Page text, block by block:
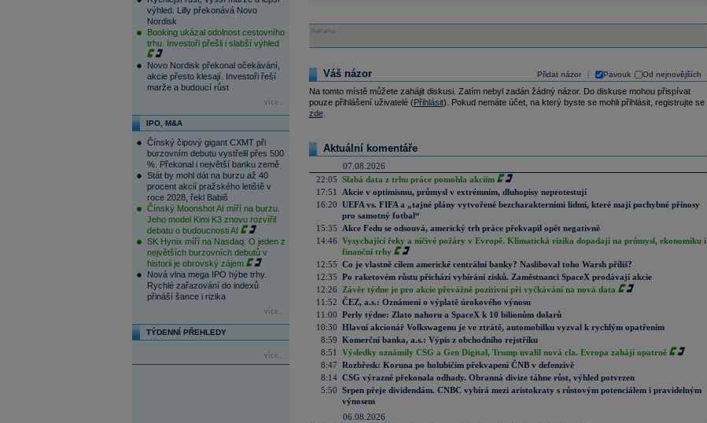
výhled. Lilly překonává Novo
Nordisk
Booking ukázal odolnost cestovního
trhu. Investoři přešli i slabší výhled
Novo Nordisk překonal očekávání,
akcie přesto klesají. Investoři řeší
marže a budoucí růst
více...
IPO, M&A
Čínský čipový gigant CXMT při
burzovním debutu vystřelil přes 500
%. Překonal i největší banku země
Stát by mohl dát na burzu až 40
procent akcií pražského letiště v
roce 2028, řekl Babiš
Čínský Moonshot AI míří na burzu.
Jeho model Kimi K3 znovu rozvířil
debatu o budoucnosti AI
SK Hynix míří na Nasdaq. O jeden z
největších burzovních debutů v
historii je obrovský zájem
Nová vlna mega IPO hýbe trhy.
Rychlé zařazování do indexů
přináší šance i rizika
více...
TÝDENNÍ PŘEHLEDY
více...
Reklama
Přidat názor Pavouk Od nejnovějších
Váš názor
Na tomto místě můžete zahájit diskusi. Zatím nebyl zadán žádný názor. Do diskuse mohou přispívat
pouze přihlášení uživatelé (Přihlásit). Pokud nemáte účet, na který byste se mohli přihlásit, registrujte se
zde.
Aktuální komentáře
07.08.2026
22:05 Slabá data z trhu práce pomohla akciím
17:51
Akcie v optimismu, průmysl v extrémním, dluhopisy neprotestují
16:20 UEFA vs. FIFA a „tajné plány vytvořené bezcharakterními lidmi, které mají pochybné přínosy
pro samotný fotbal“
15:35
Akce Fedu se odsouvá, americký trh práce překvapil opět negativně
14:46 Vysychající řeky a ničivé požáry v Evropě. Klimatická rizika dopadají na průmysl, ekonomiku i
finanční trhy
12:55 Co je vlastně cílem americké centrální banky? Nasliboval toho Warsh příliš?
12:35 Po raketovém růstu přichází vybírání zisků. Zaměstnanci SpaceX prodávají akcie
12:26
Závěr týdne je pro akcie převážně pozitivní při vyčkávání na nová data
11:52 ČEZ, a.s.: Oznámení o výplatě úrokového výnosu
11:00 Perly týdne: Zlato nahoru a SpaceX k 10 bilionům dolarů
10:30 Hlavní akcionář Volkswagenu je ve ztrátě, automobilku vyzval k rychlým opatřením
8:59 Komerční banka, a.s.: Výpis z obchodního rejstříku
8:51
Výsledky oznámily CSG a Gen Digital, Trump uvalil nová cla. Evropa zahájí opatrně
8:47 Rozbřesk: Koruna po holubičím překvapení ČNB v defenzivě
8:14 CSG výrazně překonala odhady. Obranná divize táhne růst, výhled potvrzen
5:50 Srpen přeje dividendám. CNBC vybírá mezi aristokraty s růstovým potenciálem i pravidelným
výnosem
06.08.2026